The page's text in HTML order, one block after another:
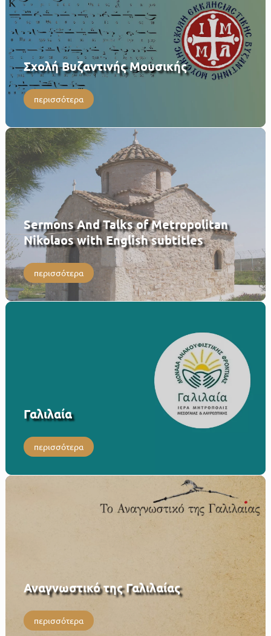
Σχολή Βυζαντινής Μουσικής
περισσότερα
Sermons And Talks of Metropolitan
Nikolaos with English subtitles
περισσότερα
Γαλιλαία
περισσότερα
Αναγνωστικό της Γαλιλαίας
περισσότερα